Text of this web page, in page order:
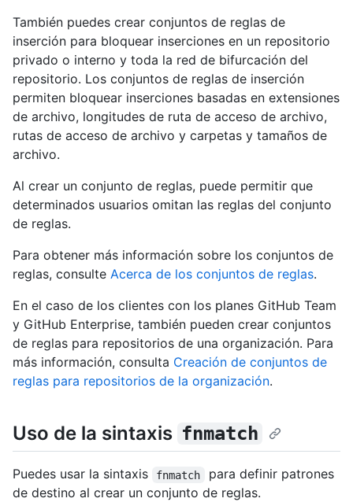
También puedes crear conjuntos de reglas de
inserción para bloquear inserciones en un repositorio
privado o interno y toda la red de bifurcación del
repositorio. Los conjuntos de reglas de inserción
permiten bloquear inserciones basadas en extensiones
de archivo, longitudes de ruta de acceso de archivo,
rutas de acceso de archivo y carpetas y tamaños de
archivo.
Al crear un conjunto de reglas, puede permitir que
determinados usuarios omitan las reglas del conjunto
de reglas.
Para obtener más información sobre los conjuntos de
reglas, consulte Acerca de los conjuntos de reglas.
En el caso de los clientes con los planes GitHub Team
y GitHub Enterprise, también pueden crear conjuntos
de reglas para repositorios de una organización. Para
más información, consulta Creación de conjuntos de
reglas para repositorios de la organización.
Uso de la sintaxis fnmatch
Puedes usar la sintaxis fnmatch
para definir patrones
de destino al crear un conjunto de reglas.